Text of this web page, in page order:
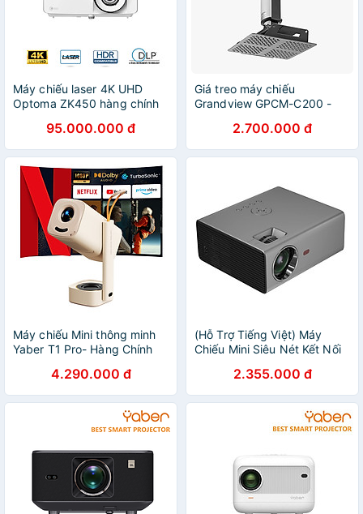
Máy chiếu laser 4K UHD
Optoma ZK450 hàng chính
95.000.000 đ
Giá treo máy chiếu
Grandview GPCM-C200 -
2.700.000 đ
Máy chiếu Mini thông minh
Yaber T1 Pro- Hàng Chính
4.290.000 đ
(Hỗ Trợ Tiếng Việt) Máy
Chiếu Mini Siêu Nét Kết Nối
Hành Android RD- 825 Cao
Cấp - Hàng Nhập Khẩu
2.355.000 đ